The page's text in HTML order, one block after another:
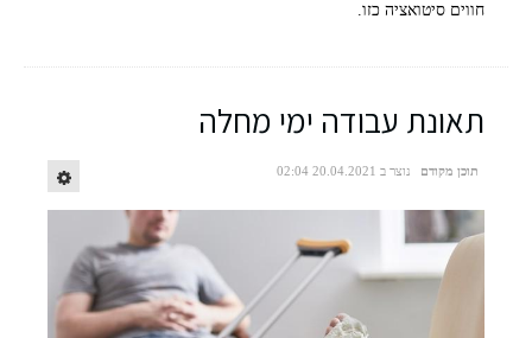
חווים סיטואציה כזו.
תאונת עבודה ימי מחלה
תוכן מקודם נוצר ב 20.04.2021 02:04